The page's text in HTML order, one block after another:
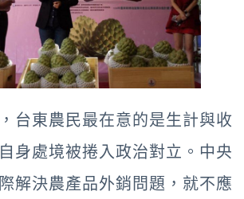
台東農民最在意的是生計與收
身處境被捲入政治對立。中央
解決農產品外銷問題，就不應